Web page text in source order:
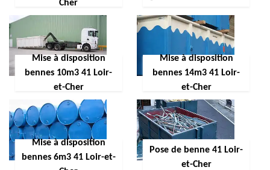
Cher
Mise à disposition
bennes 10m3 41 Loir-
et-Cher
Mise à disposition
bennes 14m3 41 Loir-
et-Cher
Mise à disposition
bennes 6m3 41 Loir-et-
Pose de benne 41 Loir-
et-Cher